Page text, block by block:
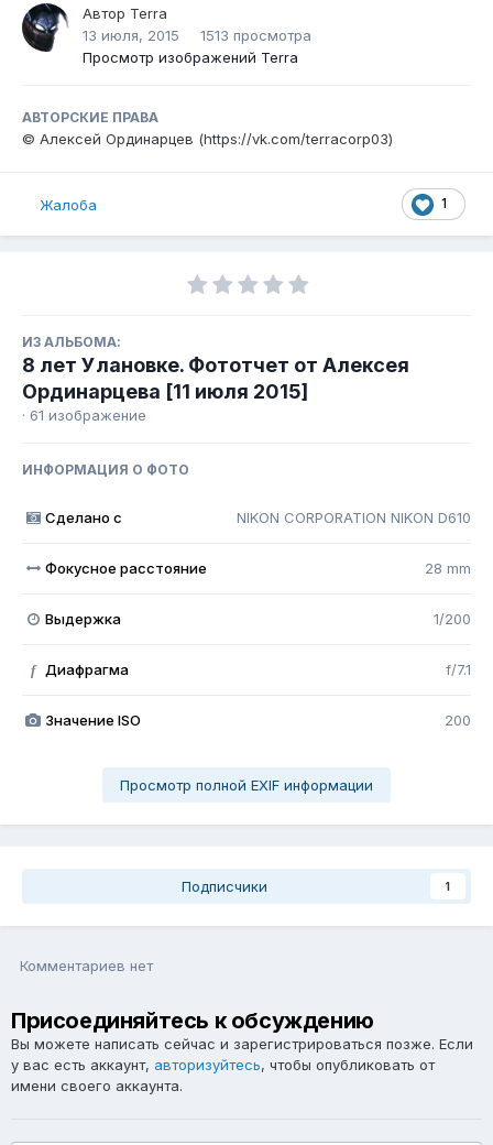
Автор Terra
13 июля, 2015
1513 просмотра
Просмотр изображений Terra
АВТОРСКИЕ ПРАВА
© Алексей Ординарцев (https://vk.com/terracorp03)
1
Жалоба
ИЗ АЛЬБОМА:
8 лет Улановке. Фототчет от Алексея
Ординарцева [11 июля 2015]
· 61 изображение
ИНФОРМАЦИЯ О ФОТО
Сделано с NIKON CORPORATION NIKON D610
Фокусное расстояние 28 mm
Выдержка 1/200
f Диафрагма f/7.1
Значение ISO 200
Просмотр полной EXIF информации
Подписчики 1
Комментариев нет
Присоединяйтесь к обсуждению
Вы можете написать сейчас и зарегистрироваться позже. Если
у вас есть аккаунт, авторизуйтесь, чтобы опубликовать от
имени своего аккаунта.